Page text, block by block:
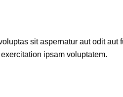
sit aspernatur aut odit
ipsam voluptatem.